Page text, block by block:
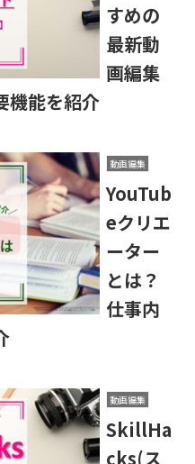
すめの
最新動
画編集
機能を紹介
動画編集
YouTub
eクリエ
ーター
とは？
仕事内
動画編集
SkillHa
cks(ス